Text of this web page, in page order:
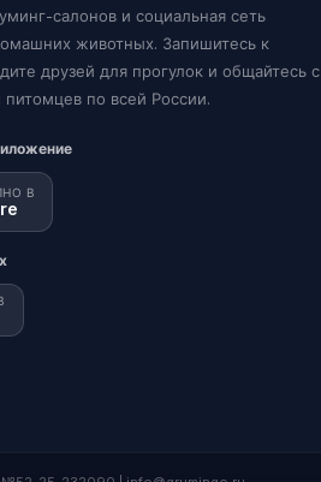
салонов и социальная сеть
животных. Запишитесь к
друзей для прогулок и общайтесь с
питомцев по всей России.
В